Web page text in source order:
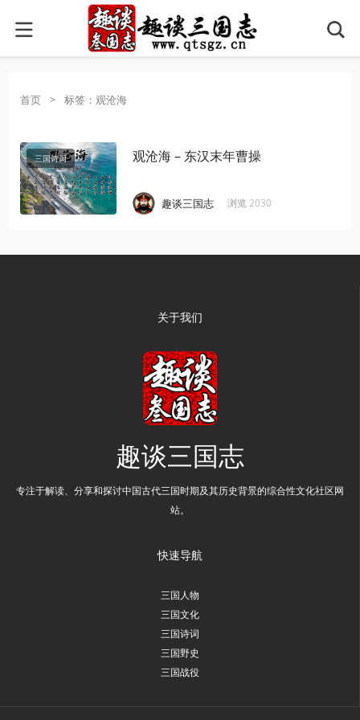
首页 > 标签：观沧海
三国诗词 观沧海 – 东汉末年曹操
趣谈三国志 浏览 2030
关于我们
趣谈三国志
专注于解读、分享和探讨中国古代三国时期及其历史背景的综合性文化社区网
站。
快速导航
三国人物
三国文化
三国诗词
三国野史
三国战役